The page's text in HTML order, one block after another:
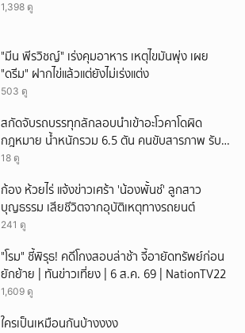
1,398 ดู
"มีน พีรวิชญ์" เร่งคุมอาหาร เหตุไขมันพุ่ง เผย
"ดรีม" ฝากไข่แล้วแต่ยังไม่เร่งแต่ง
503 ดู
สกัดจับรถบรรทุกลักลอบนำเข้าอะโวคาโดผิด
กฎหมาย น้ำหนักรวม 6.5 ตัน คนขับสารภาพ รับ
ค่าจ้างเที่ยวละ 5,000 บาท
18 ดู
ก้อง ห้วยไร่ แจ้งข่าวเศร้า 'น้องพั้นช์' ลูกสาว
บุญธรรม เสียชีวิตจากอุบัติเหตุทางรถยนต์
241 ดู
"โรม" ชี้พิรุธ! คดีโกงสอบล่าช้า จี้อายัดทรัพย์ก่อน
ยักย้าย | ทันข่าวเที่ยง | 6 ส.ค. 69 | NationTV22
1,609 ดู
ใครเป็นเหมือนกันบ้างงงง